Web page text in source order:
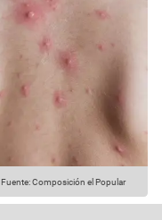
Fuente: Composición el Popular